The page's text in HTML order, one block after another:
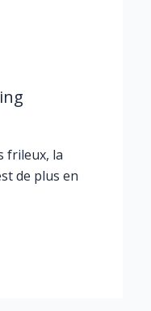
frileux, la
de plus en